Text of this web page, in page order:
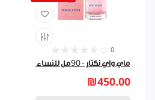
0
ماي واي نكتار - 90مل للنساء
₪450.00